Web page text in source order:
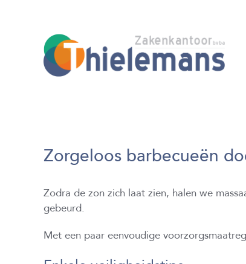
Zorgeloos barbecueën
Zodra de zon zich laat zien, halen we
gebeurd.
Met een paar eenvoudige